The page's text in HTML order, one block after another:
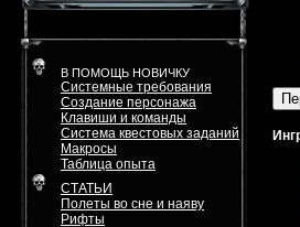
В ПОМОЩЬ НОВИЧКУ
Системные требования
Создание персонажа
Клавиши и команды
Система квестовых заданий
Макросы
Таблица опыта
СТАТЬИ
Полеты во сне и наяву
Рифты